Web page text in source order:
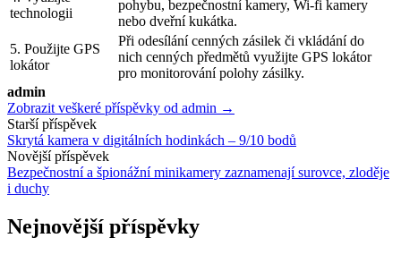
technologii
pohybu, bezpečnostní kamery, Wi-fi kamery
nebo dveřní kukátka.
5. Použijte GPS
lokátor
Při odesílání cenných zásilek či vkládání do
nich cenných předmětů využijte GPS lokátor
pro monitorování polohy zásilky.
admin
Zobrazit veškeré příspěvky od admin →
Navigace
příspěvku
Starší příspěvek
Skrytá kamera v digitálních hodinkách – 9/10 bodů
Novější příspěvek
Bezpečnostní a špionážní minikamery zaznamenají surovce, zloděje
i duchy
Nejnovější příspěvky